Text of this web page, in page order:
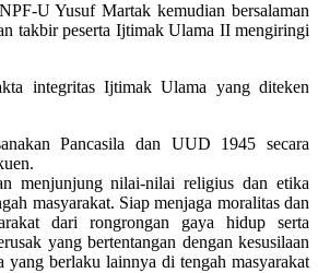
U Yusuf Martak kemudian bersalaman
takbir peserta Ijtimak Ulama II mengiringi
integritas Ijtimak Ulama yang diteken
Pancasila dan UUD 1945 secara
menjunjung nilai-nilai religius dan etika
masyarakat. Siap menjaga moralitas dan
dari rongrongan gaya hidup serta
yang bertentangan dengan kesusilaan
yang berlaku lainnya di tengah masyarakat